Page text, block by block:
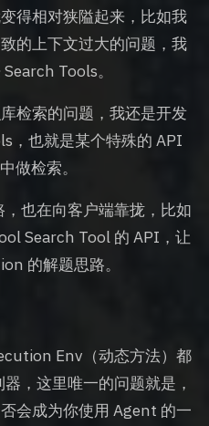
得相对狭隘起来，比如我
的上下文过大的问题，我
Tools。
检索的问题，我还是开发
，也就是某个特殊的 API
做检索。
也在向客户端靠拢，比如
Search Tool 的 API，让
的解题思路。
Env（动态方法）都
，这里唯一的问题就是，
会成为你使用 Agent 的一